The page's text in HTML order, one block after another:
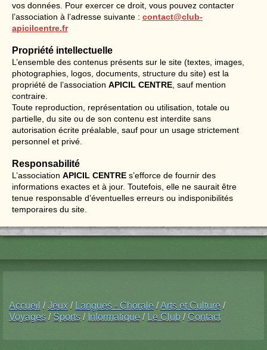
vos données. Pour exercer ce droit, vous pouvez contacter
l’association à l’adresse suivante : contact@club-
apicilcentre.fr
Propriété intellectuelle
L’ensemble des contenus présents sur le site (textes, images,
photographies, logos, documents, structure du site) est la
propriété de l’association APICIL CENTRE, sauf mention
contraire.
Toute reproduction, représentation ou utilisation, totale ou
partielle, du site ou de son contenu est interdite sans
autorisation écrite préalable, sauf pour un usage strictement
personnel et privé.
Responsabilité
L’association APICIL CENTRE s’efforce de fournir des
informations exactes et à jour. Toutefois, elle ne saurait être
tenue responsable d’éventuelles erreurs ou indisponibilités
temporaires du site.
Accueil /Jeux / Langues - Chorale /Arts et Culture /
Voyages /Sports / Informatique / Le Club /Contact